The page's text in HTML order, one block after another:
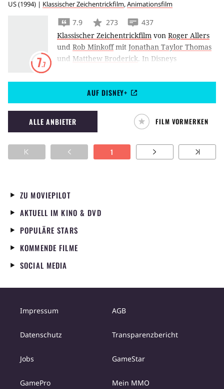
US(1994) | Klassischer Zeichentrickfilm,Animationsfilm
7.7
7.9 273
437
Klassischer Zeichentrickfilm von Roger Allers
und Rob Minkoffmit Jonathan Taylor Thomas
und Matthew Broderick. In Disneys
muss sich der junge Löwen-Prinz Simba gegen
das Komplott seines skrupellosen Onkels Scar
wehren.
AUF DISNEY+
ALLE ANBIETER FILM VORMERKEN
1
ZU MOVIEPILOT
AKTUELL IM KINO & DVD
POPULÄRE STARS
KOMMENDE FILME
SOCIAL MEDIA
Impressum AGB
Datenschutz Transparenzbericht
Jobs GameStar
GamePro Mein MMO